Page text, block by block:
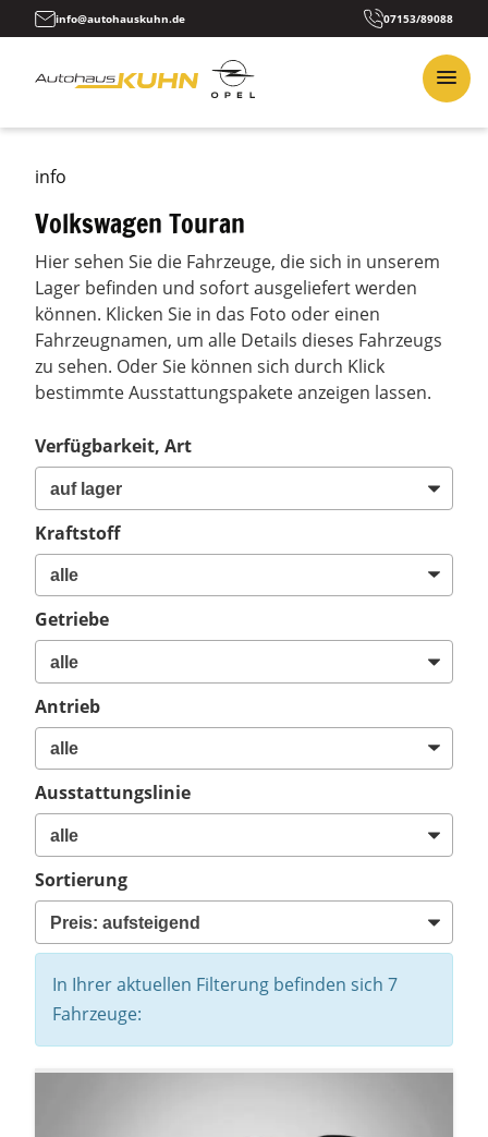
info@autohauskuhn.de 07153/89088
info
Volkswagen Touran
Hier sehen Sie die Fahrzeuge, die sich in unserem
Lager befinden und sofort ausgeliefert werden
können. Klicken Sie in das Foto oder einen
Fahrzeugnamen, um alle Details dieses Fahrzeugs
zu sehen. Oder Sie können sich durch Klick
bestimmte Ausstattungspakete anzeigen lassen.
Verfügbarkeit, Art
Kraftstoff
Getriebe
Antrieb
Ausstattungslinie
Sortierung
In Ihrer aktuellen Filterung befinden sich 7
Fahrzeuge: